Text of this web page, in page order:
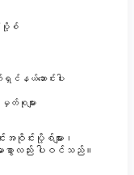
ပို့စ်
င်နယ်ဆောင်းပါး
မှတ်စုများ
င်းပို့စ်များ၊
ားစွာလည်း ပါဝင်သည်။